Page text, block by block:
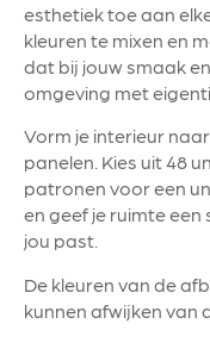
esthetiek toe aan
kleuren te mixen en
dat bij jouw smaak
omgeving met
Vorm je interieur
panelen. Kies uit 48
patronen voor een
en geef je ruimte
jou past.
De kleuren van de
kunnen afwijken van